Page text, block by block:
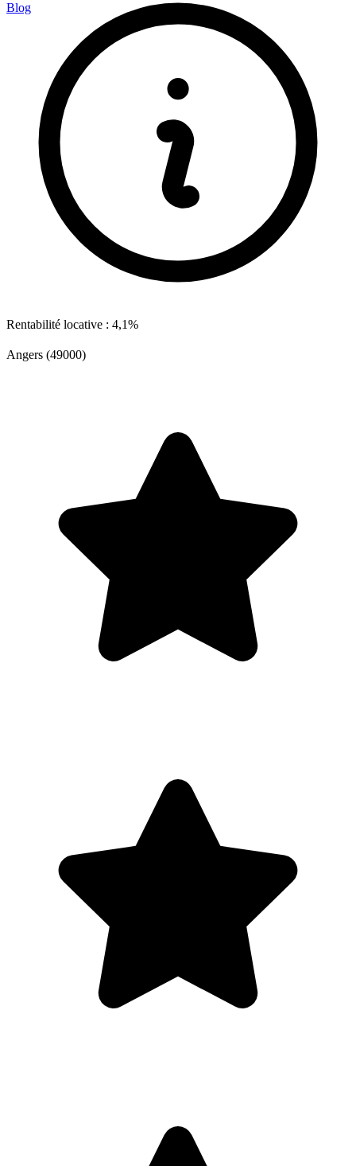
Blog
Rentabilité locative : 4,1%
Angers (49000)